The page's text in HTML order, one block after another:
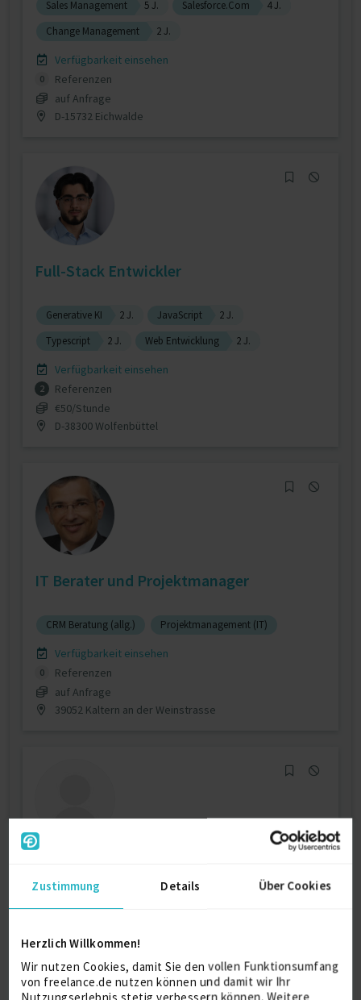
Zustimmung Details Über Cookies
Herzlich Willkommen!
Wir nutzen Cookies, damit Sie den vollen Funktionsumfang
von freelance.de nutzen können und damit wir Ihr
Nutzungserlebnis stetig verbessern können. Weitere
Sales Management 5 J. Salesforce.Com
4 J.
Change Management
2 J.
Verfügbarkeit einsehen
0
Referenzen
auf Anfrage
D-15732 Eichwalde
Full-Stack Entwickler
Generative KI 2 J. JavaScript
2 J.
Typescript
2 J. Web Entwicklung 2 J.
Verfügbarkeit einsehen
2
Referenzen
€50/Stunde
D-38300 Wolfenbüttel
IT Berater und Projektmanager
CRM Beratung (allg.) Projektmanagement (IT)
Verfügbarkeit einsehen
0
Referenzen
auf Anfrage
39052 Kaltern an der Weinstrasse
Professional
Content Marketing
Verfügbarkeit einsehen